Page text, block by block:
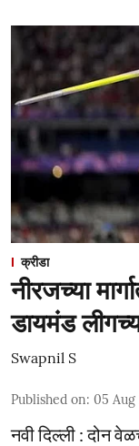
क्रीडा
नीरजच्या
डायमंड
Swapnil S
Published on: 05 Aug
नवी दिल्ली : दोन